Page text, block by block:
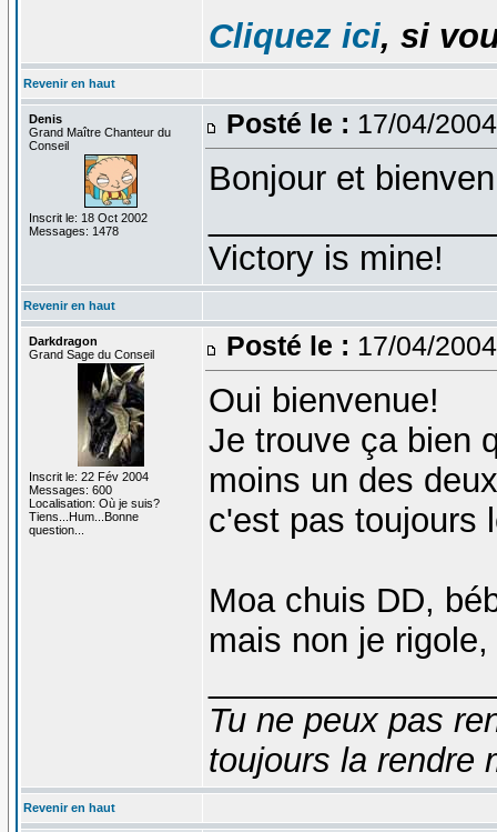
Cliquez ici, si
Revenir en haut
Denis
Grand Maître Chanteur du
Conseil
Inscrit le: 18 Oct 2002
Messages: 1478
Posté le : 17/04/
Bonjour et
Victory is mine!
Revenir en haut
Darkdragon
Grand Sage du Conseil
Inscrit le: 22 Fév 2004
Messages: 600
Localisation: Où je suis?
Tiens...Hum...Bonne
question...
Posté le : 17/04/
Oui bienvenue!
Je trouve ça bien
moins un des
c'est pas toujours
Moa chuis DD,
mais non je
Tu ne peux pas
toujours la rendre
Revenir en haut